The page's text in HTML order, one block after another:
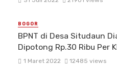
BOGOR
BPNT di Desa Situdaun
Dipotong Rp.30 Ribu Per
1 Maret 2022 12485 views